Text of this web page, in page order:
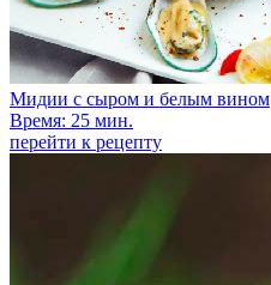
Мидии с сыром и белым вином
Время: 25 мин.
перейти к рецепту